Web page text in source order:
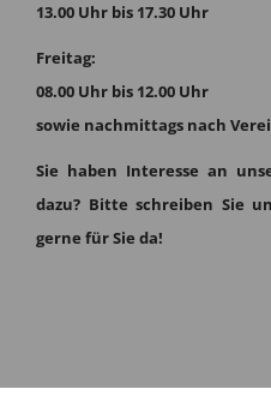
13.00 Uhr bis 17.30 Uhr
Freitag:
08.00 Uhr bis 12.00 Uhr
sowie nachmittags nach
Sie haben Interesse an
dazu? Bitte schreiben Sie
gerne für Sie da!